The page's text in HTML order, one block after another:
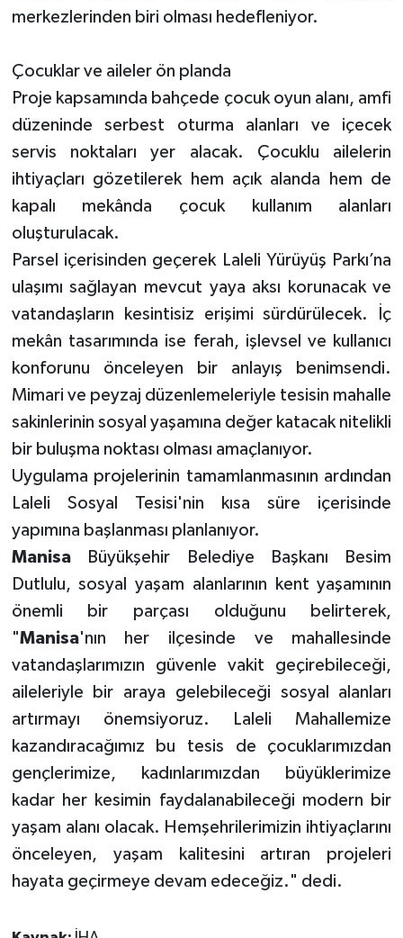
merkezlerinden biri olması hedefleniyor.
Çocuklar ve aileler ön planda
Proje kapsamında bahçede çocuk oyun alanı, amfi
düzeninde serbest oturma alanları ve içecek
servis noktaları yer alacak. Çocuklu ailelerin
ihtiyaçları gözetilerek hem açık alanda hem de
kapalı mekânda çocuk kullanım alanları
oluşturulacak.
Parsel içerisinden geçerek Laleli Yürüyüş Parkı’na
ulaşımı sağlayan mevcut yaya aksı korunacak ve
vatandaşların kesintisiz erişimi sürdürülecek. İç
mekân tasarımında ise ferah, işlevsel ve kullanıcı
konforunu önceleyen bir anlayış benimsendi.
Mimari ve peyzaj düzenlemeleriyle tesisin mahalle
sakinlerinin sosyal yaşamına değer katacak nitelikli
bir buluşma noktası olması amaçlanıyor.
Uygulama projelerinin tamamlanmasının ardından
Laleli Sosyal Tesisi'nin kısa süre içerisinde
yapımına başlanması planlanıyor.
ManisaBüyükşehir Belediye Başkanı Besim
Dutlulu, sosyal yaşam alanlarının kent yaşamının
önemli bir parçası olduğunu belirterek,
"Manisa'nın her ilçesinde ve mahallesinde
vatandaşlarımızın güvenle vakit geçirebileceği,
aileleriyle bir araya gelebileceği sosyal alanları
artırmayı önemsiyoruz. Laleli Mahallemize
kazandıracağımız bu tesis de çocuklarımızdan
gençlerimize, kadınlarımızdan büyüklerimize
kadar her kesimin faydalanabileceği modern bir
yaşam alanı olacak. Hemşehrilerimizin ihtiyaçlarını
önceleyen, yaşam kalitesini artıran projeleri
hayata geçirmeye devam edeceğiz." dedi.